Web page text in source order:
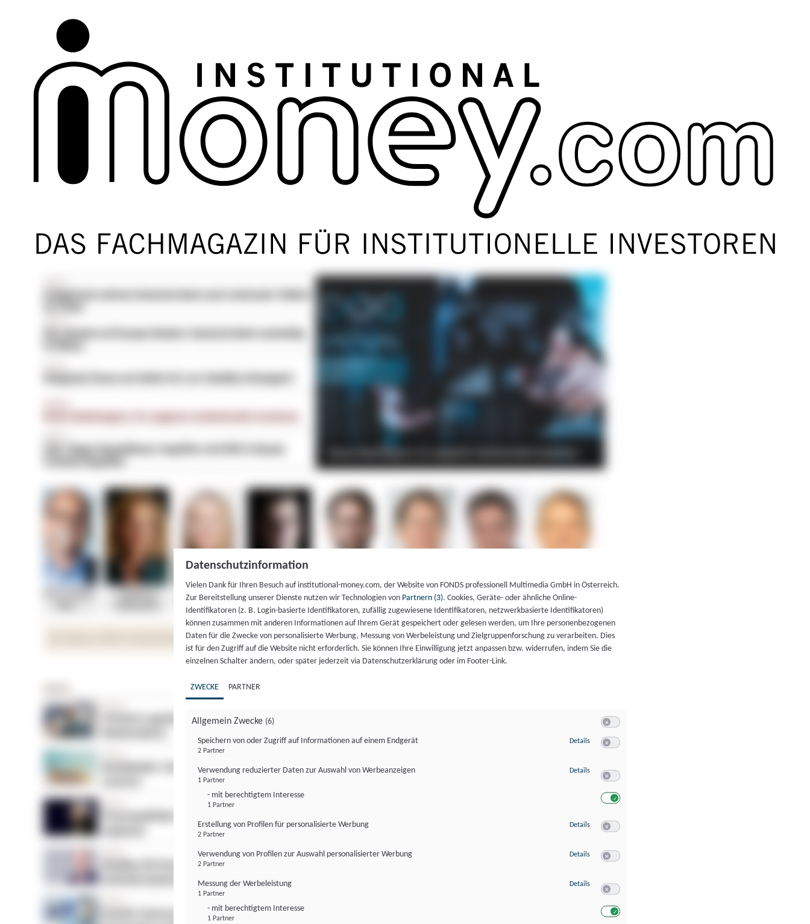
Datenschutzinformation
Vielen Dank für Ihren Besuch auf institutional-money.com, der Website von FONDS professionell Multimedia GmbH in Österreich.
Zur Bereitstellung unserer Dienste nutzen wir Technologien von Partnern (3). Cookies, Geräte- oder ähnliche Online-
Identifikatoren (z. B. Login-basierte Identifikatoren, zufällig zugewiesene Identifikatoren, netzwerkbasierte Identifikatoren)
können zusammen mit anderen Informationen auf Ihrem Gerät gespeichert oder gelesen werden, um Ihre personenbezogenen
Daten für die Zwecke von personalisierte Werbung, Messung von Werbeleistung und Zielgruppenforschung zu verarbeiten. Dies
ist für den Zugriff auf die Website nicht erforderlich. Sie können Ihre Einwilligung jetzt anpassen bzw. widerrufen, indem Sie die
einzelnen Schalter ändern, oder später jederzeit via Datenschutzerklärung oder im Footer-Link.
ZWECKE PARTNER
Allgemein Zwecke (6)
Speichern von oder Zugriff auf Informationen auf einem Endgerät
2 Partner
Details zu Speichern von oder Zugriff auf Informationen auf einem Endgerät
Verwendung reduzierter Daten zur Auswahl von Werbeanzeigen
1 Partner
- mit berechtigtem Interesse
1 Partner
Details zu Verwendung reduzierter Daten zur Auswahl von Werbeanzeigen
Erstellung von Profilen für personalisierte Werbung
2 Partner
Details zu Erstellung von Profilen für personalisierte Werbung
Verwendung von Profilen zur Auswahl personalisierter Werbung
2 Partner
Details zu Verwendung von Profilen zur Auswahl personalisierter Werbung
Messung der Werbeleistung
1 Partner
- mit berechtigtem Interesse
1 Partner
Details zu Messung der Werbeleistung